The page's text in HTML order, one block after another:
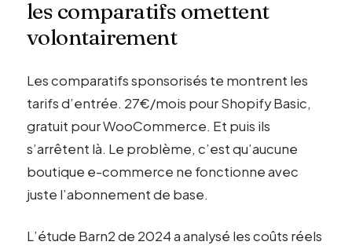
les comparatifs omettent
volontairement
Les comparatifs sponsorisés te montrent les
tarifs d’entrée. 27€/mois pour Shopify Basic,
gratuit pour WooCommerce. Et puis ils
s’arrêtent là. Le problème, c’est qu’aucune
boutique e-commerce ne fonctionne avec
juste l’abonnement de base.
L’étude Barn2 de 2024 a analysé les coûts réels